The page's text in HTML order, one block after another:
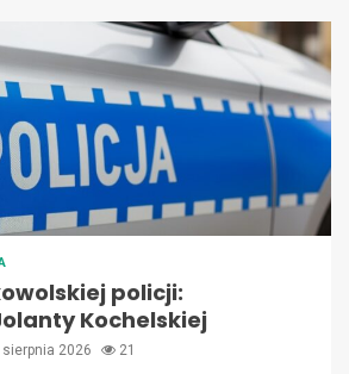
policji:
Kochelskiej
sierpnia 2026 21